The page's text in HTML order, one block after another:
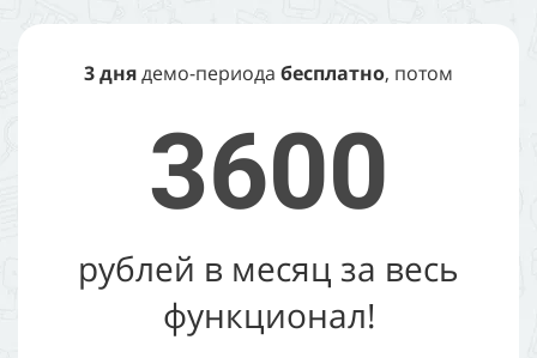
3 днядемо-периода бесплатно, потом
3600
рублей в месяц за весь
функционал!